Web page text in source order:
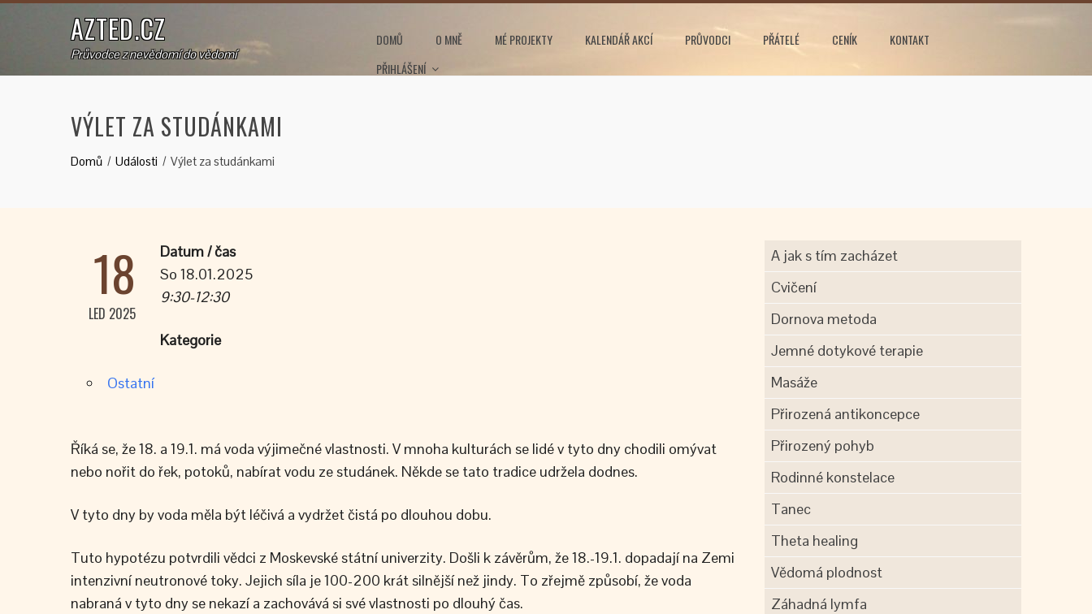
AZTED.CZ
Průvodce z nevědomí do vědomí
DOMŮ O MNĚ MÉ PROJEKTY KALENDÁŘ AKCÍ PRŮVODCI PŘÁTELÉ CENÍK
KONTAKT
PŘIHLÁŠENÍ
VÝLET ZA STUDÁNKAMI
Domů Události Výlet za studánkami
18
LED 2025
Datum / čas
So 18.01.2025
9:30-12:30
Kategorie
Ostatní
Říká se, že 18. a 19.1. má voda výjimečné vlastnosti. V mnoha kulturách se lidé v tyto dny chodili omývat
nebo nořit do řek, potoků, nabírat vodu ze studánek. Někde se tato tradice udržela dodnes.
V tyto dny by voda měla být léčivá a vydržet čistá po dlouhou dobu.
Tuto hypotézu potvrdili vědci z Moskevské státní univerzity. Došli k závěrům, že 18.-19.1. dopadají na Zemi
intenzivní neutronové toky. Jejich síla je 100-200 krát silnější než jindy. To zřejmě způsobí, že voda
nabraná v tyto dny se nekazí a zachovává si své vlastnosti po dlouhý čas.
A jak s tím zacházet
Cvičení
Dornova metoda
Jemné dotykové terapie
Masáže
Přirozená antikoncepce
Přirozený pohyb
Rodinné konstelace
Tanec
Theta healing
Vědomá plodnost
Záhadná lymfa